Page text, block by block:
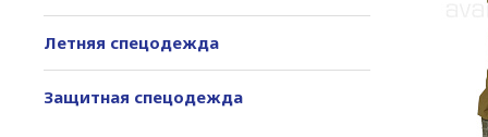
Летняя спецодежда
Защитная спецодежда